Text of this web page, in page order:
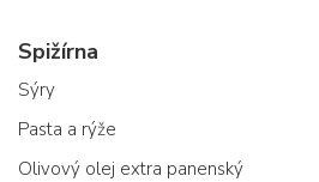
Spižírna
Sýry
Pasta a rýže
Olivový olej extra panenský